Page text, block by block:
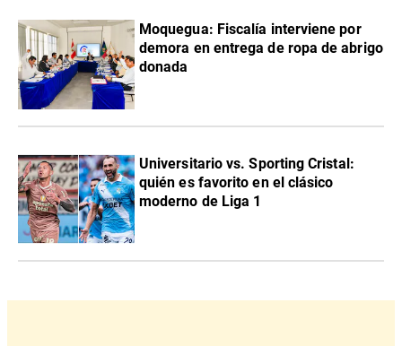
Moquegua: Fiscalía interviene por
demora en entrega de ropa de abrigo
donada
Universitario vs. Sporting Cristal:
quién es favorito en el clásico
moderno de Liga 1